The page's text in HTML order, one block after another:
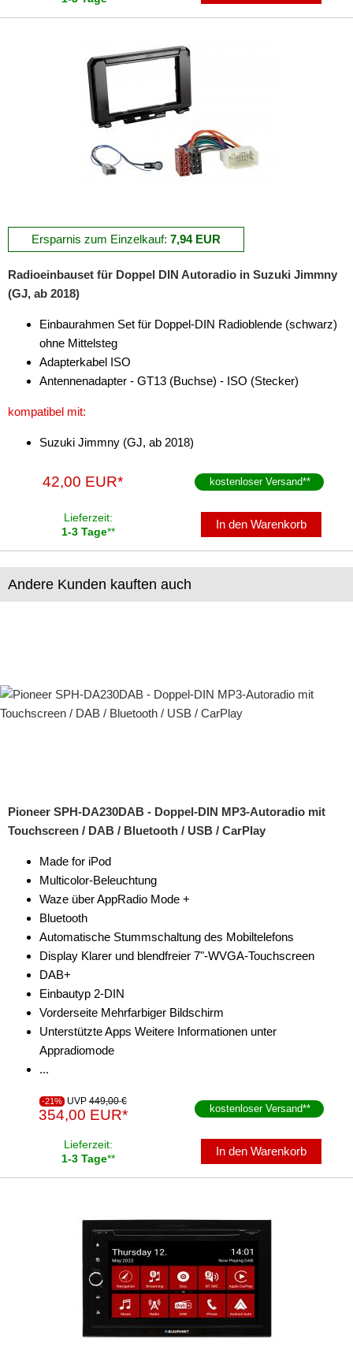
für Harley Davidson
für Hummer
für Hyundai
für Jaguar
für Jeep
für Kia
für Lancia
für Land Rover
für Lexus
für Lincoln
für MAN
für Mazda
für Mercury
für Mini
für Mitsubishi
für Opel
für Ram
für Renault
für Rover
für Saab
für Saturn
für Scania
für Scion
für Seat
für Skoda
für Smart
für Ssangyong
Ersparnis zum Einzelkauf: 7,94 EUR
Radioeinbauset für Doppel DIN Autoradio in Suzuki Jimmny
(GJ, ab 2018)
Einbaurahmen Set für Doppel-DIN Radioblende (schwarz)
ohne Mittelsteg
Adapterkabel ISO
Antennenadapter - GT13 (Buchse) - ISO (Stecker)
kompatibel mit:
Suzuki Jimmny (GJ, ab 2018)
42,00 EUR* kostenloser Versand**
Lieferzeit:
1-3 Tage**
In den Warenkorb
Andere Kunden kauften auch
Pioneer SPH-DA230DAB - Doppel-DIN MP3-Autoradio mit
Touchscreen / DAB / Bluetooth / USB / CarPlay
Made for iPod
Multicolor-Beleuchtung
Waze über AppRadio Mode +
Bluetooth
Automatische Stummschaltung des Mobiltelefons
Display Klarer und blendfreier 7"-WVGA-Touchscreen
DAB+
Einbautyp 2-DIN
Vorderseite Mehrfarbiger Bildschirm
Unterstützte Apps Weitere Informationen unter
Appradiomode
...
-21% UVP 449,00 €
354,00 EUR* kostenloser Versand**
Lieferzeit:
1-3 Tage**
In den Warenkorb